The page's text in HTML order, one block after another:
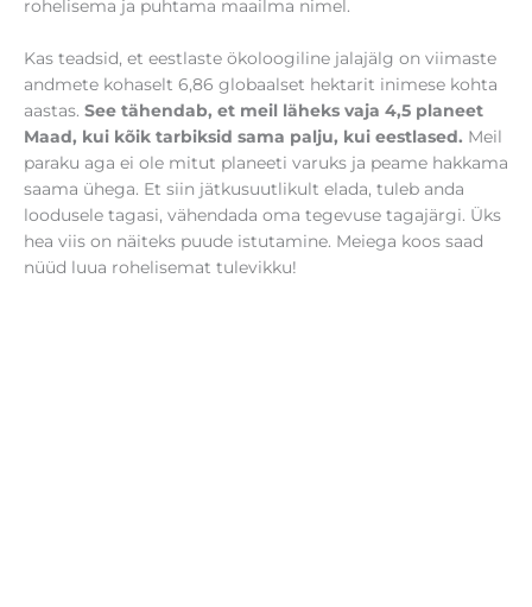
rohelisema ja puhtama maailma nimel.
Kas teadsid, et eestlaste ökoloogiline jalajälg on viimaste
andmete kohaselt 6,86 globaalset hektarit inimese kohta
aastas. See tähendab, et meil läheks vaja 4,5 planeet
Maad, kui kõik tarbiksid sama palju, kui eestlased. Meil
paraku aga ei ole mitut planeeti varuks ja peame hakkama
saama ühega. Et siin jätkusuutlikult elada, tuleb anda
loodusele tagasi, vähendada oma tegevuse tagajärgi. Üks
hea viis on näiteks puude istutamine. Meiega koos saad
nüüd luua rohelisemat tulevikku!